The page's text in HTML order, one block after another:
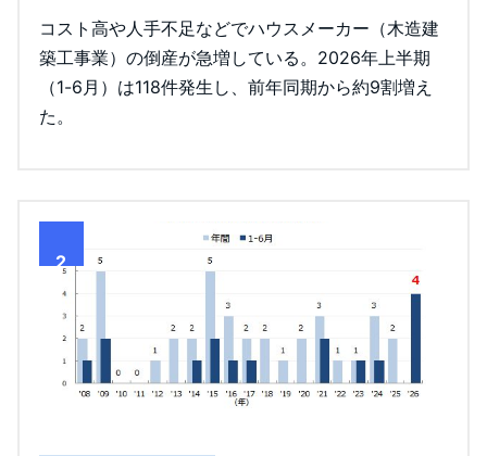
コスト高や人手不足などでハウスメーカー（木造建
築工事業）の倒産が急増している。2026年上半期
（1-6月）は118件発生し、前年同期から約9割増え
た。
2